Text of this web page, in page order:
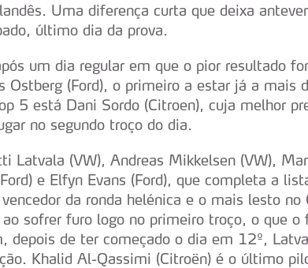
Uma diferença curta que deixa
último dia da prova.
um dia regular em que o pior resultado
Ostberg (Ford), o primeiro a estar já a mais
5 está Dani Sordo (Citroen), cuja melhor
no segundo troço do dia.
Latvala (VW), Andreas Mikkelsen (VW),
e Elfyn Evans (Ford), que completa a
da ronda helénica e o mais lesto
sofrer furo logo no primeiro troço, o que o
depois de ter começado o dia em 12º,
Khalid Al-Qassimi (Citroën) é o último